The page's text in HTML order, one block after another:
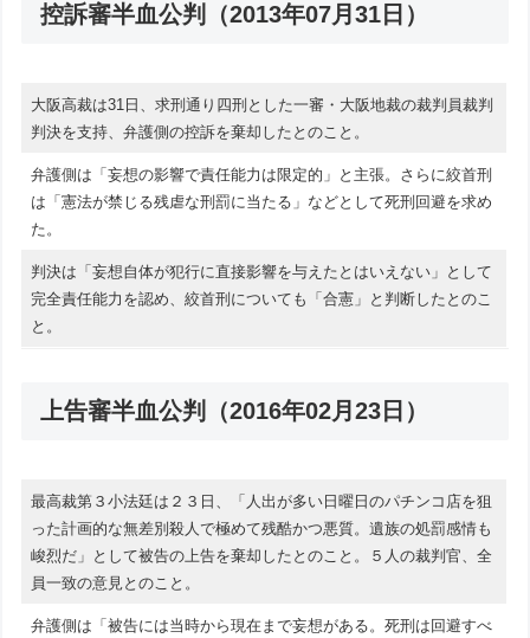
控訴審半血公判（2013年07月31日）
大阪高裁は31日、求刑通り四刑とした一審・大阪地裁の裁判員裁判
判決を支持、弁護側の控訴を棄却したとのこと。
弁護側は「妄想の影響で責任能力は限定的」と主張。さらに絞首刑
は「憲法が禁じる残虐な刑罰に当たる」などとして死刑回避を求め
た。
判決は「妄想自体が犯行に直接影響を与えたとはいえない」として
完全責任能力を認め、絞首刑についても「合憲」と判断したとのこ
と。
上告審半血公判（2016年02月23日）
最高裁第３小法廷は２３日、「人出が多い日曜日のパチンコ店を狙
った計画的な無差別殺人で極めて残酷かつ悪質。遺族の処罰感情も
峻烈だ」として被告の上告を棄却したとのこと。５人の裁判官、全
員一致の意見とのこと。
弁護側は「被告には当時から現在まで妄想がある。死刑は回避すべ